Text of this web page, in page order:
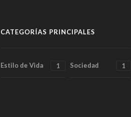
CATEGORÍAS PRINCIPALES
Estilo de Vida 1 Sociedad 1